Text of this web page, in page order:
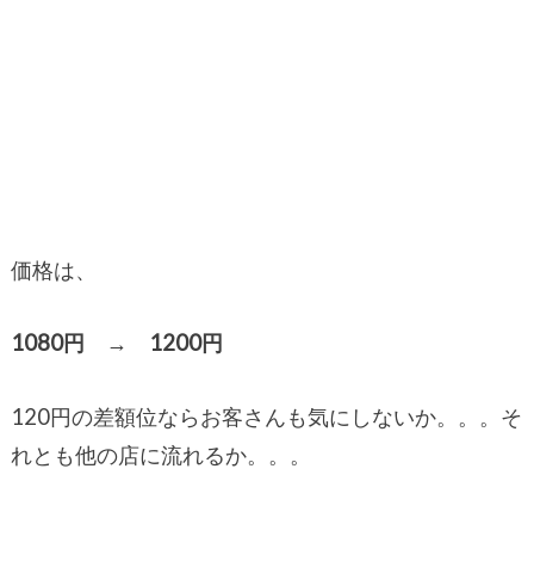
価格は、
1080円 → 1200円
120円の差額位ならお客さんも気にしないか。。。そ
れとも他の店に流れるか。。。